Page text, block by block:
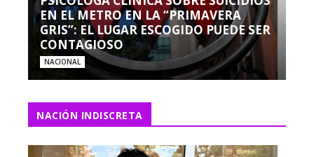
EN EL METRO EN LA “PRIMAVERA
GRIS”: EL LUGAR ESCOGIDO PUEDE SER
CONTAGIOSO
NACIONAL
NACIÓN INDISCRETA